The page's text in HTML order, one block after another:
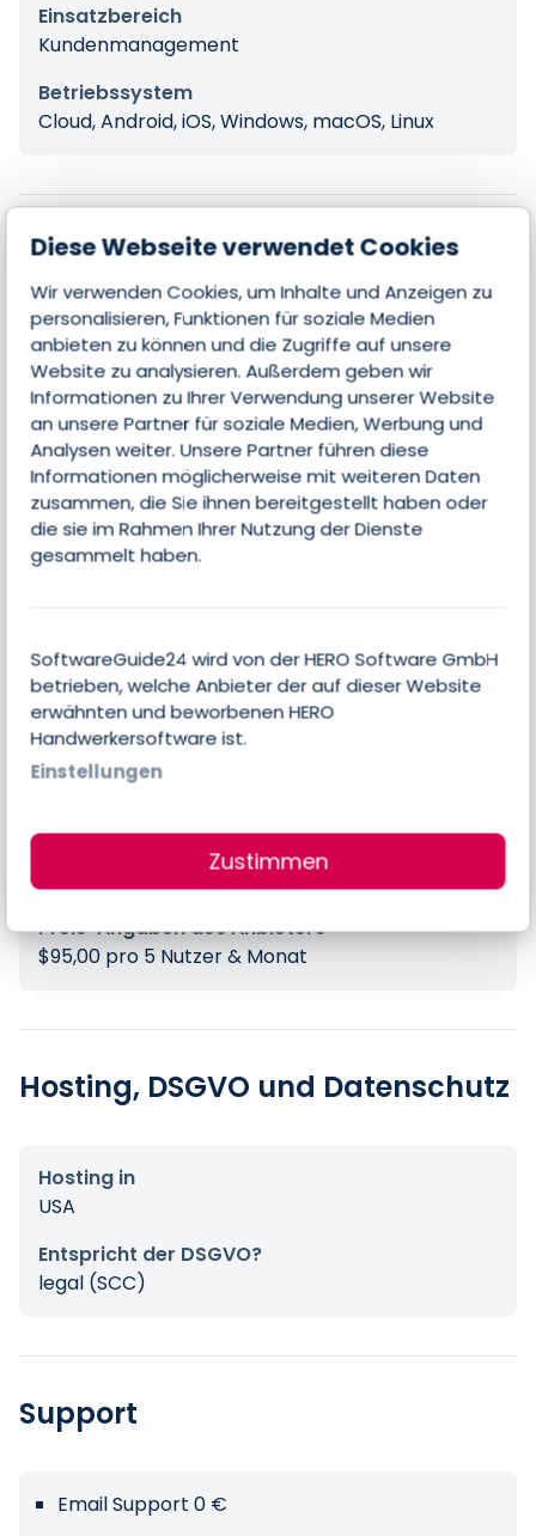
Diese Webseite verwendet Cookies
Wir verwenden Cookies, um Inhalte und Anzeigen zu
personalisieren, Funktionen für soziale Medien
anbieten zu können und die Zugriffe auf unsere
Website zu analysieren. Außerdem geben wir
Informationen zu Ihrer Verwendung unserer Website
an unsere Partner für soziale Medien, Werbung und
Analysen weiter. Unsere Partner führen diese
Informationen möglicherweise mit weiteren Daten
zusammen, die Sie ihnen bereitgestellt haben oder
die sie im Rahmen Ihrer Nutzung der Dienste
gesammelt haben.
SoftwareGuide24 wird von der HERO Software GmbH
betrieben, welche Anbieter der auf dieser Website
erwähnten und beworbenen HERO
Handwerkersoftware ist.
Einstellungen
Zustimmen
Einsatzbereich
Kundenmanagement
Betriebssystem
Cloud, Android, iOS, Windows, macOS, Linux
Features
Kontakte & Leads managen
Opportunities managen
Marketing-Automatisierung
Aufgabenverwaltung
Analyse
Preise
Errechneter Preis pro Person & Monat
Preis-Angaben des Anbieters
$95,00 pro 5 Nutzer & Monat
Hosting, DSGVO und Datenschutz
Hosting in
USA
Entspricht der DSGVO?
legal (SCC)
Support
Email Support 0 €